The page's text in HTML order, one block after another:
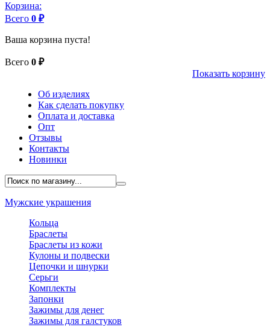
Корзина:
Всего 0 ₽
Ваша корзина пуста!
Всего 0 ₽
Показать корзину
Об изделиях
Как сделать покупку
Оплата и доставка
Опт
Отзывы
Контакты
Новинки
Мужские украшения
Кольца
Браслеты
Браслеты из кожи
Кулоны и подвески
Цепочки и шнурки
Серьги
Комплекты
Запонки
Зажимы для денег
Зажимы для галстуков